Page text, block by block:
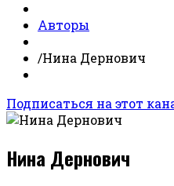
Авторы
/Нина Дернович
Подписаться на этот
Нина Дернович